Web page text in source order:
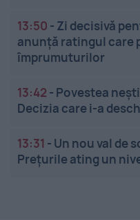
13:50 - Zi decisivă
anunță ratingul care
împrumuturilor
13:42 - Povestea
Decizia care i-a
13:31 - Un nou val de
Prețurile ating un